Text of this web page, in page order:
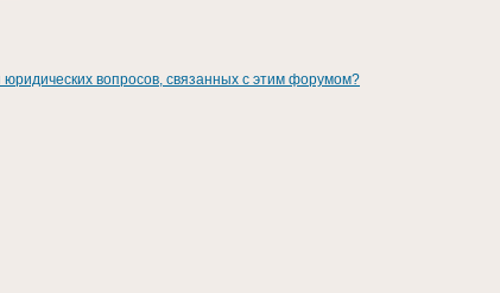
вопросов, связанных с этим форумом?